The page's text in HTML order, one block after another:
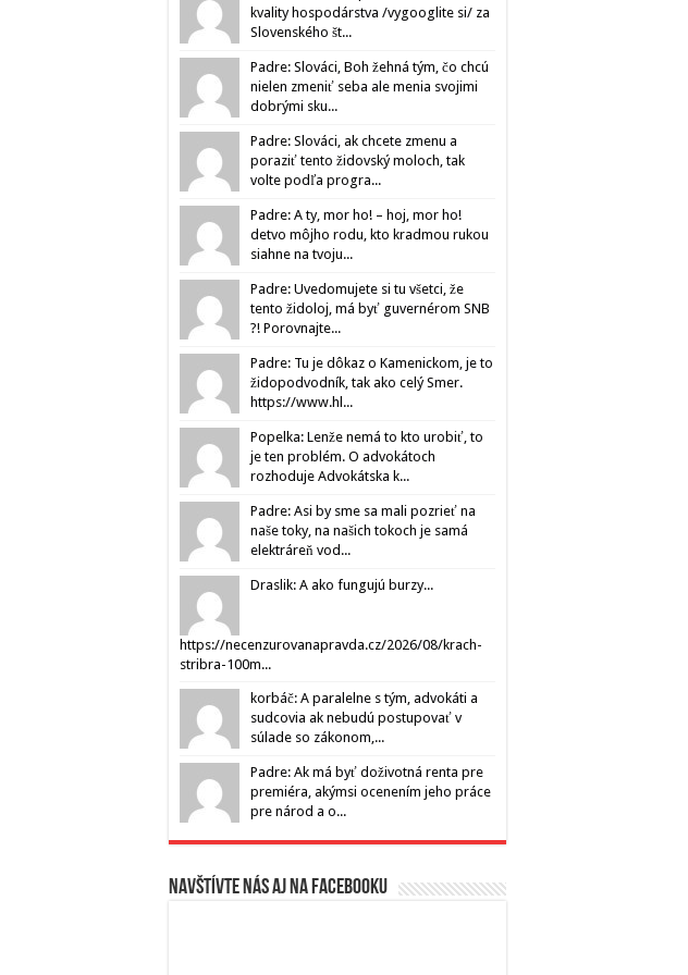
kvality hospodárstva /vygooglite si/ za
Slovenského št...
Padre: Slováci, Boh žehná tým, čo chcú
nielen zmeniť seba ale menia svojimi
dobrými sku...
Padre: Slováci, ak chcete zmenu a
poraziť tento židovský moloch, tak
volte podľa progra...
Padre: A ty, mor ho! – hoj, mor ho!
detvo môjho rodu, kto kradmou rukou
siahne na tvoju...
Padre: Uvedomujete si tu všetci, že
tento židoloj, má byť guvernérom SNB
?! Porovnajte...
Padre: Tu je dôkaz o Kamenickom, je to
židopodvodník, tak ako celý Smer.
https://www.hl...
Popelka: Lenže nemá to kto urobiť, to
je ten problém. O advokátoch
rozhoduje Advokátska k...
Padre: Asi by sme sa mali pozrieť na
naše toky, na našich tokoch je samá
elektráreň vod...
Draslik: A ako fungujú burzy...
https://necenzurovanapravda.cz/2026/08/krach-
stribra-100m...
korbáč: A paralelne s tým, advokáti a
sudcovia ak nebudú postupovať v
súlade so zákonom,...
Padre: Ak má byť doživotná renta pre
premiéra, akýmsi ocenením jeho práce
pre národ a o...
Navštívte nás aj na Facebooku